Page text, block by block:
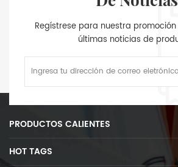
Regístrese para nuestra
últimas noticias de
PRODUCTOS CALIENTES
HOT TAGS